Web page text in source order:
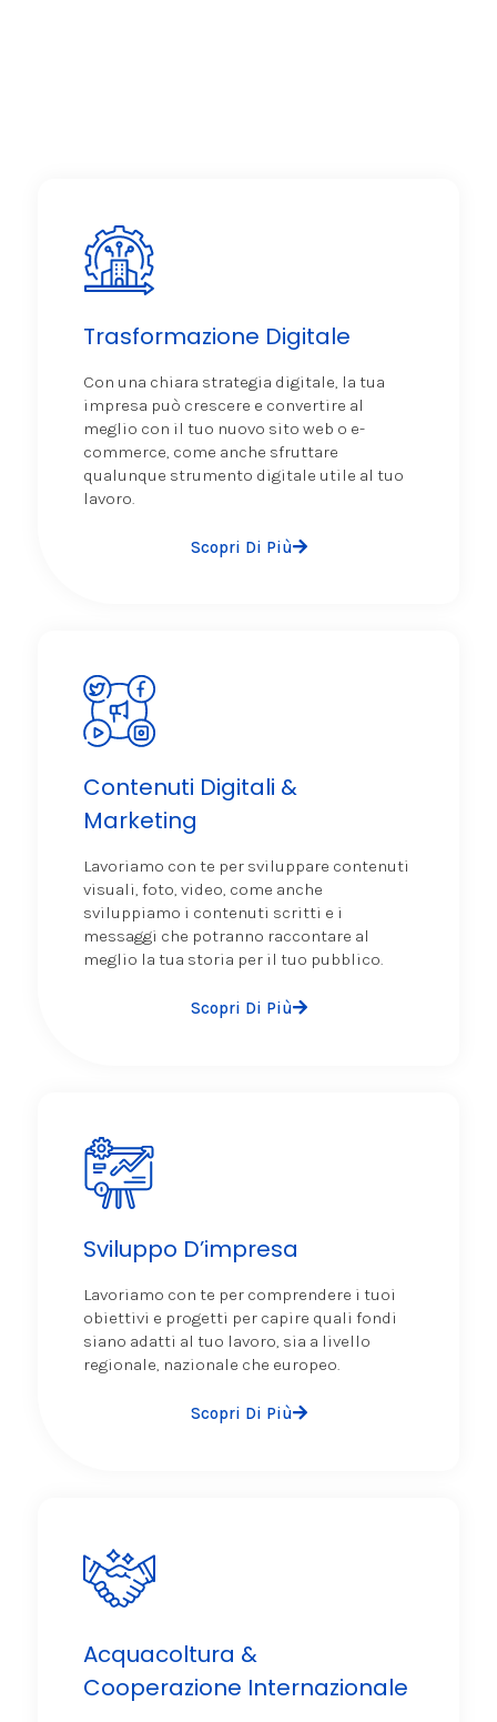
Trasformazione Digitale
Con una chiara strategia digitale, la tua
impresa può crescere e convertire al
meglio con il tuo nuovo sito web o e-
commerce, come anche sfruttare
qualunque strumento digitale utile al tuo
lavoro.
Scopri Di Più
Contenuti Digitali &
Marketing
Lavoriamo con te per sviluppare contenuti
visuali, foto, video, come anche
sviluppiamo i contenuti scritti e i
messaggi che potranno raccontare al
meglio la tua storia per il tuo pubblico.
Scopri Di Più
Sviluppo D’impresa
Lavoriamo con te per comprendere i tuoi
obiettivi e progetti per capire quali fondi
siano adatti al tuo lavoro, sia a livello
regionale, nazionale che europeo.
Scopri Di Più
Acquacoltura &
Cooperazione Internazionale